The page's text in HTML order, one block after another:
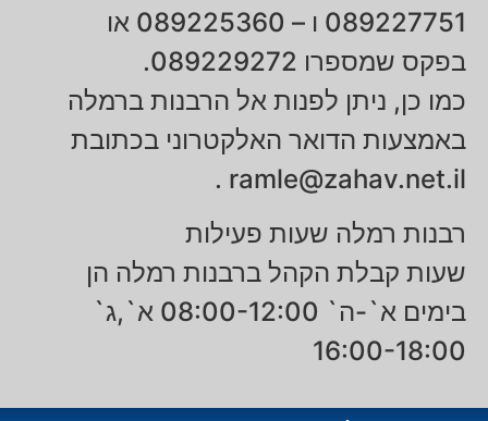
089227751 ו – 089225360 או
בפקס שמספרו 089229272.
כמו כן, ניתן לפנות אל הרבנות ברמלה
באמצעות הדואר האלקטרוני בכתובת
ramle@zahav.net.il
.
רבנות רמלה שעות פעילות
שעות קבלת הקהל ברבנות רמלה הן
בימים א`-ה` 08:00-12:00 א`,ג`
16:00-18:00